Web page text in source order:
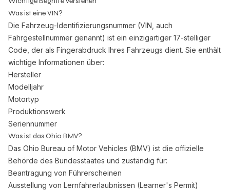
Was ist eine VIN?
Die Fahrzeug-Identifizierungsnummer (VIN, auch
Fahrgestellnummer genannt) ist ein einzigartiger 17-stelliger
Code, der als Fingerabdruck Ihres Fahrzeugs dient. Sie enthält
wichtige Informationen über:
Hersteller
Modelljahr
Motortyp
Produktionswerk
Seriennummer
Was ist das Ohio BMV?
Das Ohio Bureau of Motor Vehicles (BMV) ist die offizielle
Behörde des Bundesstaates und zuständig für:
Beantragung von Führerscheinen
Ausstellung von Lernfahrerlaubnissen (Learner's Permit)